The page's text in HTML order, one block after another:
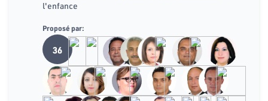
l'enfance
Proposé par:
36